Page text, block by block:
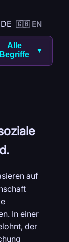
🇬🇧 EN
Alle
Begriffe
▼
auf
In einer
der